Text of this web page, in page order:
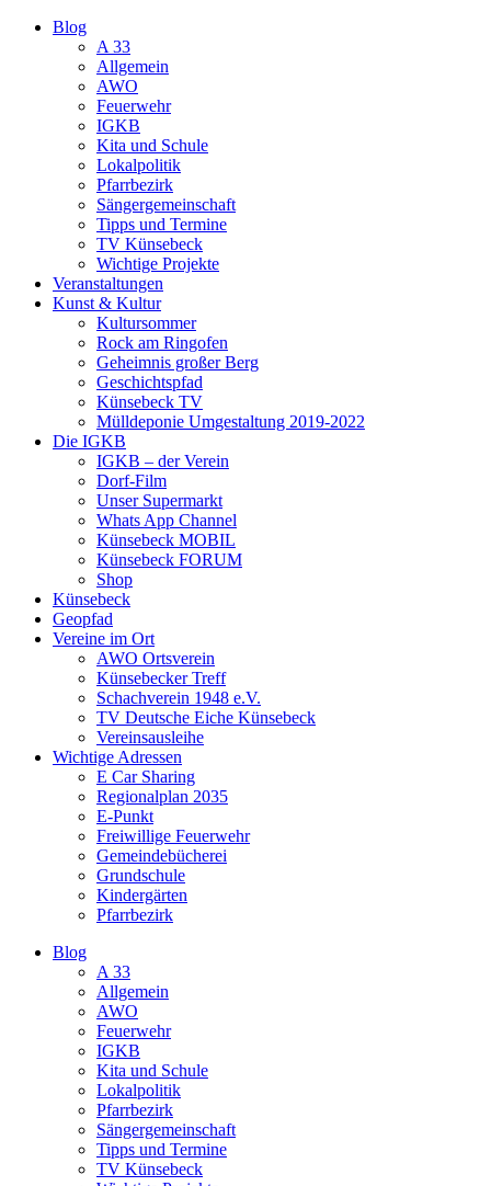
Blog
A 33
Allgemein
AWO
Feuerwehr
IGKB
Kita und Schule
Lokalpolitik
Pfarrbezirk
Sängergemeinschaft
Tipps und Termine
TV Künsebeck
Wichtige Projekte
Veranstaltungen
Kunst & Kultur
Kultursommer
Rock am Ringofen
Geheimnis großer Berg
Geschichtspfad
Künsebeck TV
Mülldeponie Umgestaltung 2019-2022
Die IGKB
IGKB – der Verein
Dorf-Film
Unser Supermarkt
Whats App Channel
Künsebeck MOBIL
Künsebeck FORUM
Shop
Künsebeck
Geopfad
Vereine im Ort
AWO Ortsverein
Künsebecker Treff
Schachverein 1948 e.V.
TV Deutsche Eiche Künsebeck
Vereinsausleihe
Wichtige Adressen
E Car Sharing
Regionalplan 2035
E-Punkt
Freiwillige Feuerwehr
Gemeindebücherei
Grundschule
Kindergärten
Pfarrbezirk
Blog
A 33
Allgemein
AWO
Feuerwehr
IGKB
Kita und Schule
Lokalpolitik
Pfarrbezirk
Sängergemeinschaft
Tipps und Termine
TV Künsebeck